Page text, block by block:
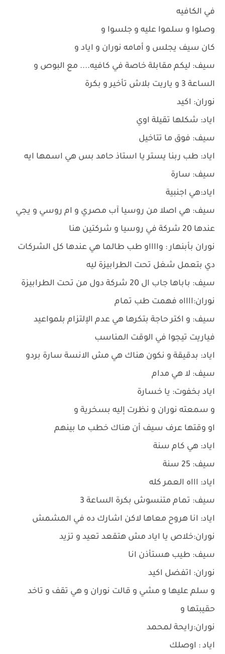
في الكافيه
وصلوا و سلموا عليه و جلسوا و
كان سيف يجلس و أمامه نوران و اياد و
سيف: ليكم مقابلة خاصة في كافيه.... مع البوص و
الساعة 3 و ياريت بلاش تأخير و بكرة
نوران: اكيد
اياد: شكلها تقيلة اوي
سيف: فوق ما تتاخيل
اياد: طب ربنا يستر يا استاذ حامد بس هي اسمها ايه
سيف: سارة
اياد:هي اجنبية
سيف: هي اصلا من روسيا آب مصري و ام روسي و يجي
عندها 20 شركة في روسيا و شركتين هنا
نوران بأبنهار : وااااو طب طالما هي عندها كل الشركات
دي بتعمل شغل تحت الطرابيزة ليه
سيف: باباها جاب ال 20 شركة دول من تحت الطرابيزة
نوران:ااااه فهمت طب تمام
سيف: و اكتر حاجة بتكرها هي عدم الإلتزام بلمواعيد
فياريت تيجوا في الوقت المناسب
اياد: بدقيقة و نكون هناك هي مش الانسة سارة بردو
سيف: لا هي مدام
اياد بخفوت: يا خسارة
و سمعته نوران و نظرت إليه بسخرية و
او وقتها عرف سيف أن هناك خطب ما بينهم
اياد: هي كام سنة
سيف: 25 سنة
اياد: اااه العمر كله
سيف: تمام متنسوش بكرة الساعة 3
اياد: انا هروح معاها لاكن اشارك ده في المشمش
نوران:خلاص يا اياد مش هتقعد تعيد و تزيد
سيف: طيب هستأذن انا
نوران: اتفضل اكيد
و سلم عليها و مشي و قالت نوران و هي تقف و تاخد
حقيبتها و
نوران:رايحة لمحمد
اياد : اوصلك